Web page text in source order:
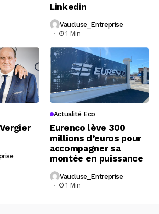
Linkedin
Vaucluse_Entreprise
1 Min
Actualité Eco
Eurenco lève 300
millions d’euros pour
accompagner sa
montée en puissance
Vaucluse_Entreprise
1 Min